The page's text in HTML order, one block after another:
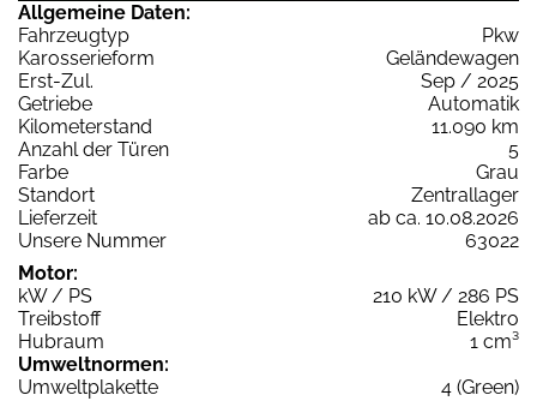
Allgemeine Daten:
Fahrzeugtyp
Pkw
Karosserieform
Geländewagen
Erst-Zul.
Sep / 2025
Getriebe
Automatik
Kilometerstand
11.090 km
Anzahl der Türen
5
Farbe
Grau
Standort
Zentrallager
Lieferzeit
ab ca. 10.08.2026
Unsere Nummer
63022
Motor:
kW / PS
210 kW / 286 PS
Treibstoff
Elektro
Hubraum
1 cm³
Umweltnormen:
Umweltplakette
4 (Green)